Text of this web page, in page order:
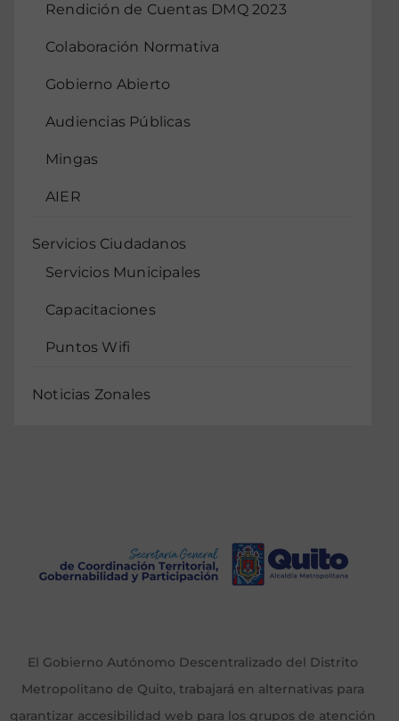
Rendición de Cuentas DMQ 2023
Colaboración Normativa
Gobierno Abierto
Audiencias Públicas
Mingas
AIER
Servicios Ciudadanos
Servicios Municipales
Capacitaciones
Puntos Wifi
Noticias Zonales
El Gobierno Autónomo Descentralizado del Distrito
Metropolitano de Quito, trabajará en alternativas para
garantizar accesibilidad web para los grupos de atención